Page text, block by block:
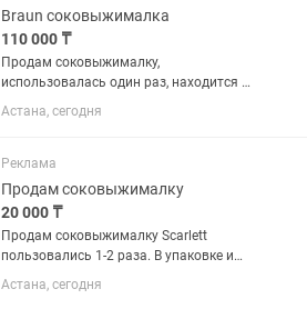
пишите
Braun соковыжималка
110 000 ₸
Продам соковыжималку,
использовалась один раз, находится г
Астана. ул Кунаева 14/2.Цена в Каспий
магазине 144 000тг.
Астана, сегодня
Реклама
Продам соковыжималку
20 000 ₸
Продам соковыжималку Scarlett
пользовались 1-2 раза. В упаковке и
целлофане.
Астана, сегодня